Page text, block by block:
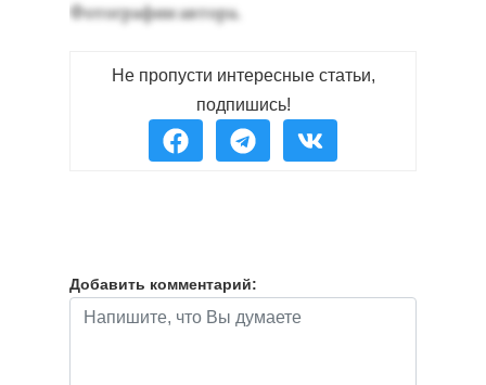
Фо­тог­ра­фии ав­то­ра.
Не пропусти интересные статьи,
подпишись!
Добавить комментарий: